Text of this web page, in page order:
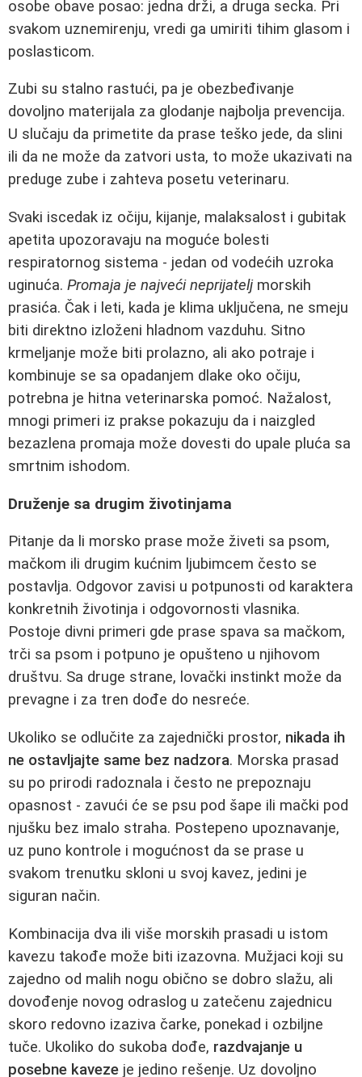
osobe obave posao: jedna drži, a druga secka. Pri
svakom uznemirenju, vredi ga umiriti tihim glasom i
poslasticom.
Zubi su stalno rastući, pa je obezbeđivanje
dovoljno materijala za glodanje najbolja prevencija.
U slučaju da primetite da prase teško jede, da slini
ili da ne može da zatvori usta, to može ukazivati na
preduge zube i zahteva posetu veterinaru.
Svaki iscedak iz očiju, kijanje, malaksalost i gubitak
apetita upozoravaju na moguće bolesti
respiratornog sistema - jedan od vodećih uzroka
uginuća. Promaja je najveći neprijateljmorskih
prasića. Čak i leti, kada je klima uključena, ne smeju
biti direktno izloženi hladnom vazduhu. Sitno
krmeljanje može biti prolazno, ali ako potraje i
kombinuje se sa opadanjem dlake oko očiju,
potrebna je hitna veterinarska pomoć. Nažalost,
mnogi primeri iz prakse pokazuju da i naizgled
bezazlena promaja može dovesti do upale pluća sa
smrtnim ishodom.
Druženje sa drugim životinjama
Pitanje da li morsko prase može živeti sa psom,
mačkom ili drugim kućnim ljubimcem često se
postavlja. Odgovor zavisi u potpunosti od karaktera
konkretnih životinja i odgovornosti vlasnika.
Postoje divni primeri gde prase spava sa mačkom,
trči sa psom i potpuno je opušteno u njihovom
društvu. Sa druge strane, lovački instinkt može da
prevagne i za tren dođe do nesreće.
Ukoliko se odlučite za zajednički prostor, nikada ih
ne ostavljajte same bez nadzora. Morska prasad
su po prirodi radoznala i često ne prepoznaju
opasnost - zavući će se psu pod šape ili mački pod
njušku bez imalo straha. Postepeno upoznavanje,
uz puno kontrole i mogućnost da se prase u
svakom trenutku skloni u svoj kavez, jedini je
siguran način.
Kombinacija dva ili više morskih prasadi u istom
kavezu takođe može biti izazovna. Mužjaci koji su
zajedno od malih nogu obično se dobro slažu, ali
dovođenje novog odraslog u zatečenu zajednicu
skoro redovno izaziva čarke, ponekad i ozbiljne
tuče. Ukoliko do sukoba dođe, razdvajanje u
posebne kaveze je jedino rešenje. Uz dovoljno